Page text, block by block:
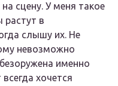
сцену. У меня такое
в
слышу их. Не
невозможно
именно
хочется